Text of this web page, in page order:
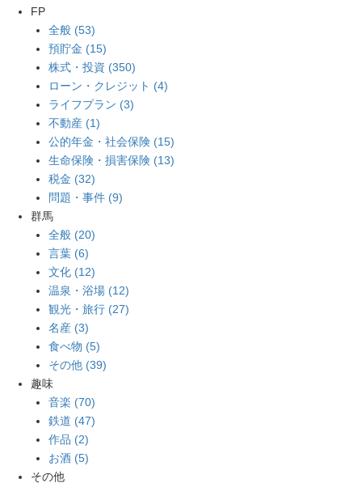
FP
全般 (53)
預貯金 (15)
株式・投資 (350)
ローン・クレジット (4)
ライフプラン (3)
不動産 (1)
公的年金・社会保険 (15)
生命保険・損害保険 (13)
税金 (32)
問題・事件 (9)
群馬
全般 (20)
言葉 (6)
文化 (12)
温泉・浴場 (12)
観光・旅行 (27)
名産 (3)
食べ物 (5)
その他 (39)
趣味
音楽 (70)
鉄道 (47)
作品 (2)
お酒 (5)
その他